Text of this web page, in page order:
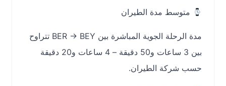
متوسط مدة الطيران
مدة الرحلة الجوية المباشرة بين BER → BEY تتراوح
بين 3 ساعات و50 دقيقة – 4 ساعات و20 دقيقة
حسب شركة الطيران.